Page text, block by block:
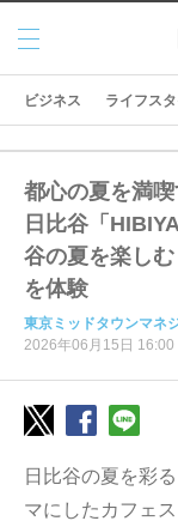
メニ
ュー
ビジネス ライフス
都心の夏を満
日比谷「
谷の夏を楽し
を体験
東京ミッドタウンマネ
2026年06月15日 16:00
日比谷の夏を彩
マにしたカフェ